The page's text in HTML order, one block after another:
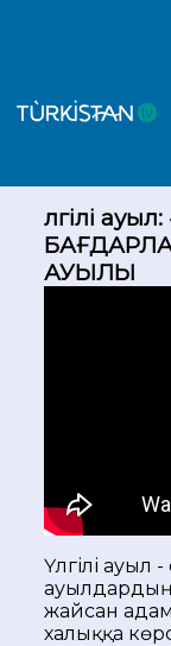
Үлгілі
АУЫЛЫ
Үлгілі ауыл
жайсан
халыққа